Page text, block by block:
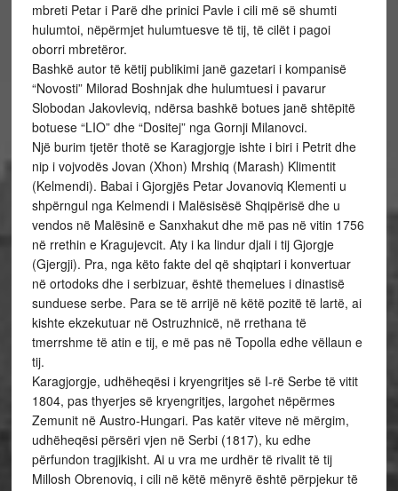
mbreti Petar i Parë dhe prinici Pavle i cili më së shumti
hulumtoi, nëpërmjet hulumtuesve të tij, të cilët i pagoi
oborri mbretëror.
Bashkë autor të këtij publikimi janë gazetari i kompanisë
“Novosti” Milorad Boshnjak dhe hulumtuesi i pavarur
Slobodan Jakovleviq, ndërsa bashkë botues janë shtëpitë
botuese “LIO” dhe “Dositej” nga Gornji Milanovci.
Një burim tjetër thotë se Karagjorgje ishte i biri i Petrit dhe
nip i vojvodës Jovan (Xhon) Mrshiq (Marash) Klimentit
(Kelmendi). Babai i Gjorgjës Petar Jovanoviq Klementi u
shpërngul nga Kelmendi i Malësisësë Shqipërisë dhe u
vendos në Malësinë e Sanxhakut dhe më pas në vitin 1756
në rrethin e Kragujevcit. Aty i ka lindur djali i tij Gjorgje
(Gjergji). Pra, nga këto fakte del që shqiptari i konvertuar
në ortodoks dhe i serbizuar, është themelues i dinastisë
sunduese serbe. Para se të arrijë në këtë pozitë të lartë, ai
kishte ekzekutuar në Ostruzhnicë, në rrethana të
tmerrshme të atin e tij, e më pas në Topolla edhe vëllaun e
tij.
Karagjorgje, udhëheqësi i kryengritjes së I-rë Serbe të vitit
1804, pas thyerjes së kryengritjes, largohet nëpërmes
Zemunit në Austro-Hungari. Pas katër viteve në mërgim,
udhëheqësi përsëri vjen në Serbi (1817), ku edhe
përfundon tragjikisht. Ai u vra me urdhër të rivalit të tij
Millosh Obrenoviq, i cili në këtë mënyrë është përpjekur të